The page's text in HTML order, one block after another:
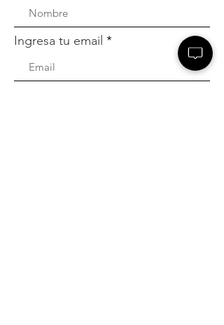
Ingresa tu email